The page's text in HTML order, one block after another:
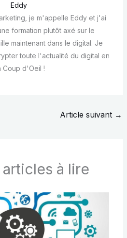
Eddy
je m'appelle Eddy et j'ai
formation plutôt axé sur le
maintenant dans le digital. Je
toute l'actualité du digital en
Coup d'Oeil !
Article suivant →
à lire